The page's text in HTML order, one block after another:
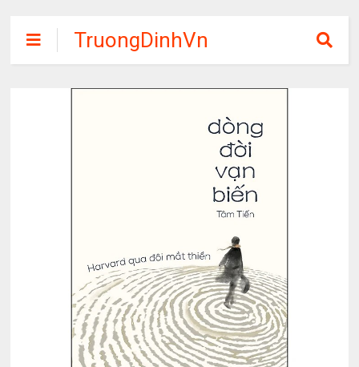
TruongDinhVn
Chia sẽ ebook,
các khóa học,